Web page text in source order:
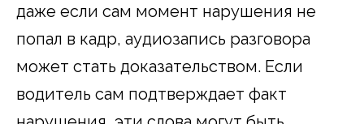
даже если сам момент нарушения не
попал в кадр, аудиозапись разговора
может стать доказательством. Если
водитель сам подтверждает факт